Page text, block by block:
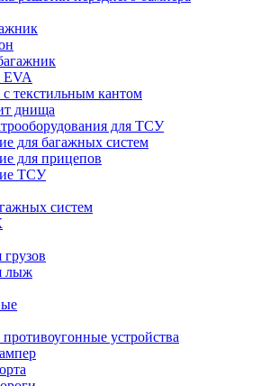
EVA
текстильным кантом
днища
для ТСУ
для багажных систем
для прицепов
ТСУ
систем
лыж
устройства